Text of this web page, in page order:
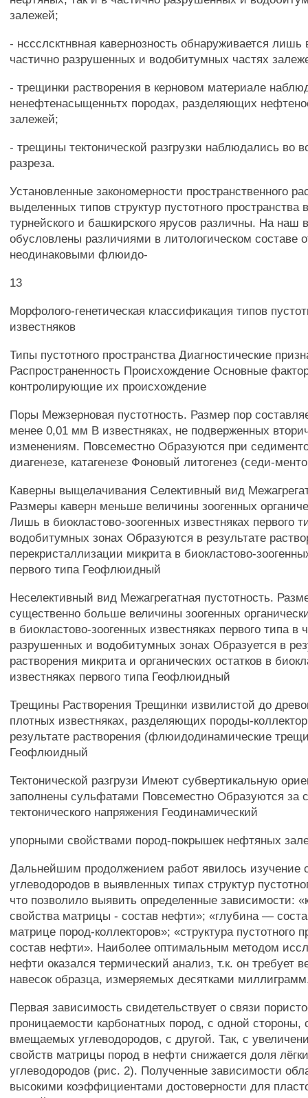
залежей;
- нссслсктнвная кавернозность обнаруживается
частично разрушенных и водобитумных частях
- трещинки растворения в керновом материале
ненефтенасыщенньтх породах, разделяющих
залежей;
- трещины тектонической разгрузки наблюдались во
разреза.
Установленные закономерности пространственного
выделенных типов структур пустотного пространства
турнейского и башкирского ярусов различны. На наш
обусловлены различиями в литологическом составе
неодинаковыми флюидо-
13
Морфолого-генетическая классификация типов
известняков
Типы пустотного пространства Диагностические
Распространенность Происхождение Основные
контролирующие их происхождение
Поры Межзерновая пустотность. Размер пор
менее 0,01 мм В известняках, не подверженных
изменениям. Повсеместно Образуются при
диагенезе, катагенезе Фоновый литогенез (седи-
Каверны выщелачивания Селективный вид
Размеры каверн меньше величины зоогенных
Лишь в биокластово-зоогенных известняках первого
водобитумных зонах Образуются в результате
перекристаллизации микрита в биокластово-
первого типа Геофлюидный
Неселективный вид Межагрегатная пустотность.
существенно больше величины зоогенных
в биокластово-зоогенных известняках первого типа в
разрушенных и водобитумных зонах Образуется в
растворения микрита и органических остатков в
известняках первого типа Геофлюидный
Трещины Растворения Трещинки извилистой до
плотных известняках, разделяющих породы-
результате растворения (флюидодинамические
Геофлюидный
Тектонической разгрузи Имеют субвертикальную
заполнены сульфатами Повсеместно Образуются за
тектонического напряжения Геодинамический
упорными свойствами пород-покрышек нефтяных
Дальнейшим продолжением работ явилось изучение
углеводородов в выявленных типах структур
что позволило выявить определенные зависимости:
свойства матрицы - состав нефти»; «глубина —
матрице пород-коллекторов»; «структура пустотного
состав нефти». Наиболее оптимальным методом
нефти оказался термический анализ, т.к. он требует
навесок образца, измеряемых десятками
Первая зависимость свидетельствует о связи
проницаемости карбонатных пород, с одной стороны,
вмещаемых углеводородов, с другой. Так, с
свойств матрицы пород в нефти снижается доля
углеводородов (рис. 2). Полученные зависимости
высокими коэффициентами достоверности для